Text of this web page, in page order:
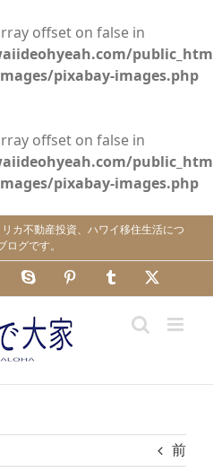
offset on false in
pixabay-images.php
offset on false in
pixabay-images.php
カ不動産投資、ハワイ移住生活につ
ログです。
Skype Pinterest Tumblr
前